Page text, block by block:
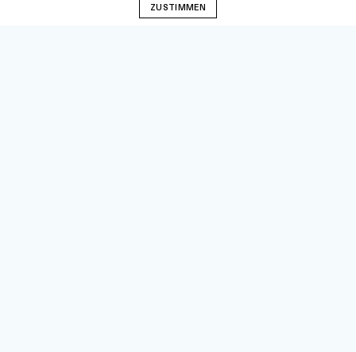
ZUSTIMMEN